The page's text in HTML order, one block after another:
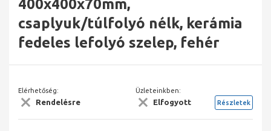
400x400x70mm,
csaplyuk/túlfolyó nélk, kerámia
fedeles lefolyó szelep, fehér
Elérhetőség:
Rendelésre
Üzleteinkben:
Elfogyott Részletek